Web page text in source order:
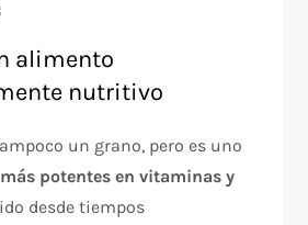
alimento
nutritivo
un grano, pero es uno
potentes en vitaminas y
desde tiempos